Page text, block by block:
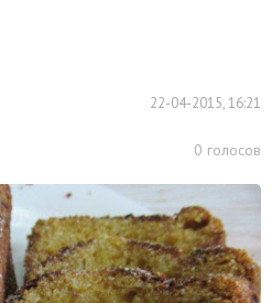
22-04-2015, 16:21
0 голосов